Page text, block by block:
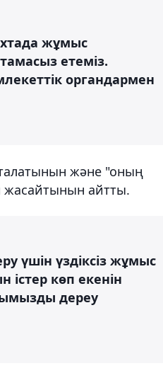
жұмыс
етеміз.
органдармен
және "оның
жасайтынын айтты.
үшін үздіксіз жұмыс
істер көп екенін
дереу